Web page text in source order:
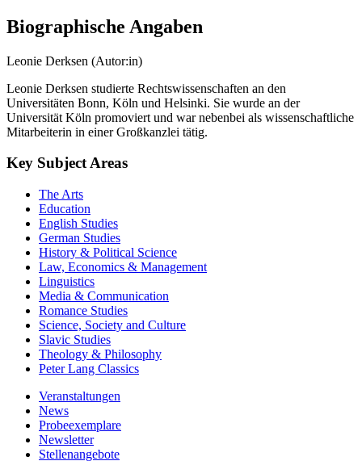
Biographische Angaben
Leonie Derksen (Autor:in)
Leonie Derksen studierte Rechtswissenschaften an den
Universitäten Bonn, Köln und Helsinki. Sie wurde an der
Universität Köln promoviert und war nebenbei als wissenschaftliche
Mitarbeiterin in einer Großkanzlei tätig.
Key Subject Areas
The Arts
Education
English Studies
German Studies
History & Political Science
Law, Economics & Management
Linguistics
Media & Communication
Romance Studies
Science, Society and Culture
Slavic Studies
Theology & Philosophy
Peter Lang Classics
Veranstaltungen
News
Probeexemplare
Newsletter
Stellenangebote